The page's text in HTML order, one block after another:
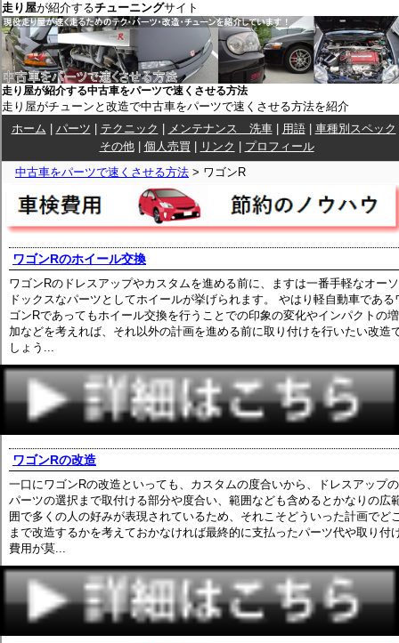
走り屋が紹介するチューニングサイト
走り屋が紹介する中古車をパーツで速くさせる方法
走り屋がチューンと改造で中古車をパーツで速くさせる方法を紹介
ホーム
パーツ テクニック メンテナンス 洗車| 用語| 車種別スペック
その他| 個人売買 リンク
プロフィール
中古車をパーツで速くさせる方法 > ワゴンR
ワゴンRのホイール交換
ワゴンRのドレスアップやカスタムを進める前に、ますは一番手軽なオーソ
ドックスなパーツとしてホイールが挙げられます。 やはり軽自動車である
ゴンRであってもホイール交換を行うことでの印象の変化やインパクトの増
加などを考えれば、それ以外の計画を進める前に取り付けを行いたい改造
しょう...
ワゴンRの改造
一口にワゴンRの改造といっても、カスタムの度合いから、ドレスアップの
パーツの選択まで取付ける部分や度合い、範囲なども含めるとかなりの広
囲で多くの人の好みが表現されているため、それこそどういった計画でど
まで改造するかを考えておかなければ最終的に支払ったパーツ代や取り付
費用が莫...